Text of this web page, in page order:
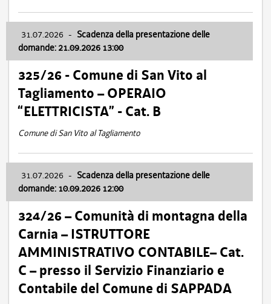
31.07.2026 - Scadenza della presentazione delle
domande: 21.09.2026 13:00
325/26 - Comune di San Vito al
Tagliamento – OPERAIO
“ELETTRICISTA” - Cat. B
Comune di San Vito al Tagliamento
31.07.2026 - Scadenza della presentazione delle
domande: 10.09.2026 12:00
324/26 – Comunità di montagna della
Carnia – ISTRUTTORE
AMMINISTRATIVO CONTABILE– Cat.
C – presso il Servizio Finanziario e
Contabile del Comune di SAPPADA